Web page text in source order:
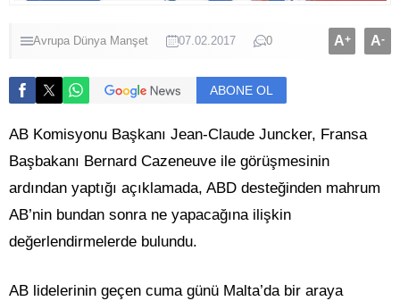
Avrupa Dünya Manşet 07.02.2017 0 A+ A-
ABONE OL
AB Komisyonu Başkanı Jean-Claude Juncker, Fransa
Başbakanı Bernard Cazeneuve ile görüşmesinin
ardından yaptığı açıklamada, ABD desteğinden mahrum
AB’nin bundan sonra ne yapacağına ilişkin
değerlendirmelerde bulundu.
AB lidelerinin geçen cuma günü Malta’da bir araya